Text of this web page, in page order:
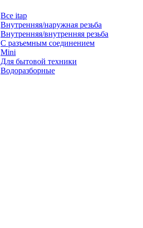
Все itap
Внутренняя/наружная резьба
Внутренняя/внутренняя резьба
С разъемным соединением
Mini
Для бытовой техники
Водоразборные